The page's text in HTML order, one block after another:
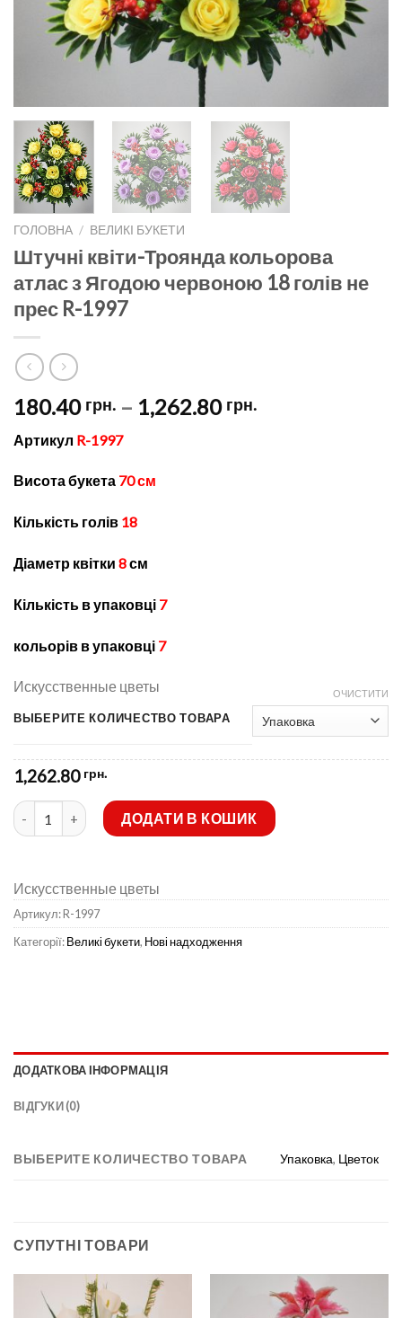
ГОЛОВНА / ВЕЛИКІ БУКЕТИ
Штучні квіти-Троянда кольорова
атлас з Ягодою червоною 18 голів не
прес R-1997
180.40 грн. – 1,262.80 грн.Price
Артикул R-1997
Висота букета 70 см
Кількість голів 18
Діаметр квітки 8см
Кількість в упаковці 7
кольорів в упаковці 7
Искусственные цветы
ВЫБЕРИТЕ КОЛИЧЕСТВО ТОВАРА
ОЧИСТИТИ
1,262.80 грн.
Штучні квіти-Троянда кольорова атлас з Ягодою червоною 18
ДОДАТИ В КОШИК
Искусственные цветы
Артикул:R-1997
Категорії:Великі букети, Нові надходження
ДОДАТКОВА ІНФОРМАЦІЯ
ВІДГУКИ (0)
ВЫБЕРИТЕ КОЛИЧЕСТВО ТОВАРА Упаковка, Цветок
СУПУТНІ ТОВАРИ